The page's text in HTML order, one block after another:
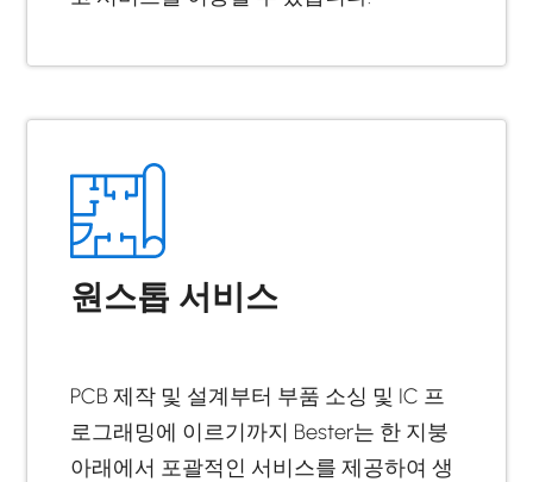
원스톱 서비스
PCB 제작 및 설계부터 부품 소싱 및 IC 프
로그래밍에 이르기까지 Bester는 한 지붕
아래에서 포괄적인 서비스를 제공하여 생